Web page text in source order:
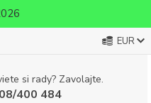
EUR
si rady? Zavolajte.
400 484